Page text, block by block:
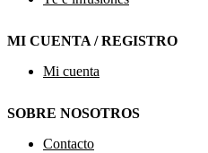
MI CUENTA / REGISTRO
Mi cuenta
SOBRE NOSOTROS
Contacto